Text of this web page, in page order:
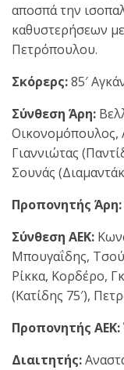
αποσπά την
καθυστερήσεων
Πετρόπουλου.
Σκόρερς:85′
Σύνθεση Άρη:
Οικονομόπουλος,
Γιαννιώτας
Σουνάς
Προπονητής Άρη:
Σύνθεση ΑΕΚ:
Μπουγαΐδης,
Ρίκκα, Κορδέρο,
(Κατίδης 75′),
Προπονητής ΑΕΚ:
Διαιτητής: